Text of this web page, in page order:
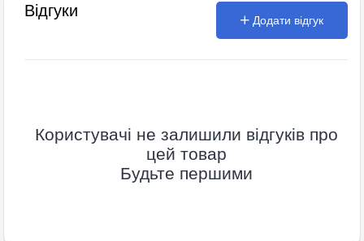
Відгуки
Додати відгук
Користувачі не залишили відгуків про
цей товар
Будьте першими